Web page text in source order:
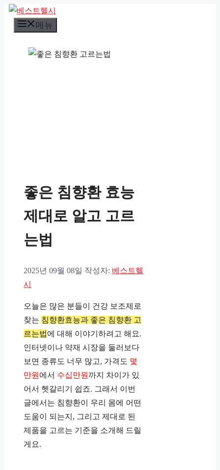
컨
메뉴
좋은 침향환 효능
제대로 알고 고르
는법
2025년 09월 08일 작성자: 베스트헬
시
오늘은 많은 분들이 건강 보조제로
찾는 침향환효능과 좋은 침향환 고
르는법에 대해 이야기하려고 해요.
인터넷이나 약재 시장을 둘러보다
보면 종류도 너무 많고, 가격도 몇
만원 에서 수십만원 까지 차이가 있
어서 헷갈리기 쉽죠. 그래서 이번
글에서는 침향환이 우리 몸에 어떤
도움이 되는지, 그리고 제대로 된
제품을 고르는 기준을 소개해 드릴
게요.